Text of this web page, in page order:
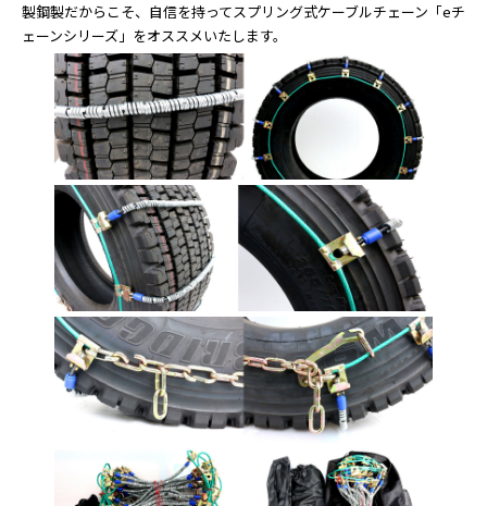
製鋼製だからこそ、自信を持ってスプリング式ケーブルチェーン「eチ
ェーンシリーズ」をオススメいたします。